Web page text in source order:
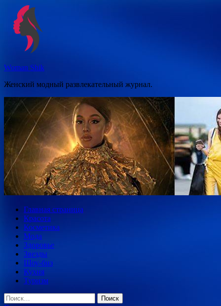
Перейти
содержимому
Woman Shik
Женский модный развлекательный журнал.
Главная страница
Красота
Косметика
Мода
Здоровье
Звезды
Шоу-биз
Кухня
Туризм
Найти: